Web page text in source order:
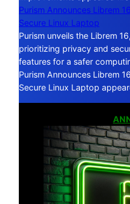
Purism Announces Librem
Secure Linux Laptop
Purism unveils the Librem
prioritizing privacy and
features for a safer
Purism Announces Librem
Secure Linux Laptop